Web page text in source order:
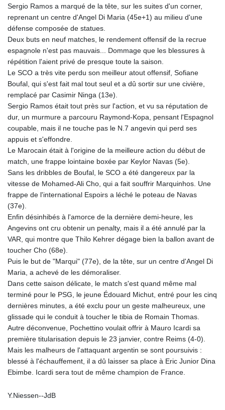
Sergio Ramos a marqué de la tête, sur les suites d'un corner,
reprenant un centre d'Angel Di Maria (45e+1) au milieu d'une
défense composée de statues.
Deux buts en neuf matches, le rendement offensif de la recrue
espagnole n'est pas mauvais... Dommage que les blessures à
répétition l'aient privé de presque toute la saison.
Le SCO a très vite perdu son meilleur atout offensif, Sofiane
Boufal, qui s'est fait mal tout seul et a dû sortir sur une civière,
remplacé par Casimir Ninga (13e).
Sergio Ramos était tout près sur l'action, et vu sa réputation de
dur, un murmure a parcouru Raymond-Kopa, pensant l'Espagnol
coupable, mais il ne touche pas le N.7 angevin qui perd ses
appuis et s'effondre.
Le Marocain était à l'origine de la meilleure action du début de
match, une frappe lointaine boxée par Keylor Navas (5e).
Sans les dribbles de Boufal, le SCO a été dangereux par la
vitesse de Mohamed-Ali Cho, qui a fait souffrir Marquinhos. Une
frappe de l'international Espoirs a léché le poteau de Navas
(37e).
Enfin désinhibés à l'amorce de la dernière demi-heure, les
Angevins ont cru obtenir un penalty, mais il a été annulé par la
VAR, qui montre que Thilo Kehrer dégage bien la ballon avant de
toucher Cho (68e).
Puis le but de "Marqui" (77e), de la tête, sur un centre d'Angel Di
Maria, a achevé de les démoraliser.
Dans cette saison délicate, le match s'est quand même mal
terminé pour le PSG, le jeune Édouard Michut, entré pour les cinq
dernières minutes, a été exclu pour un geste malheureux, une
glissade qui le conduit à toucher le tibia de Romain Thomas.
Autre déconvenue, Pochettino voulait offrir à Mauro Icardi sa
première titularisation depuis le 23 janvier, contre Reims (4-0).
Mais les malheurs de l'attaquant argentin se sont poursuivis :
blessé à l'échauffement, il a dû laisser sa place à Eric Junior Dina
Ebimbe. Icardi sera tout de même champion de France.
Y.Niessen--JdB